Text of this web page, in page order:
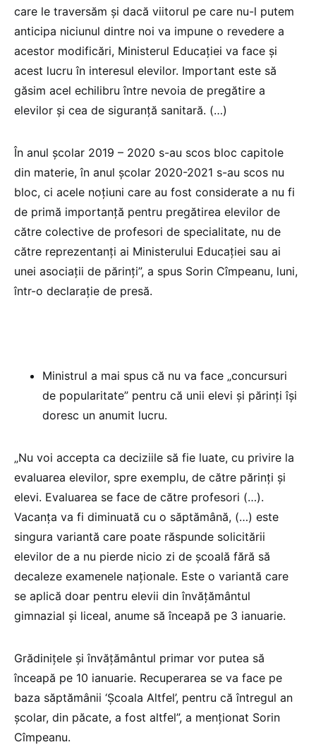
care le traversăm şi dacă viitorul pe care nu-l putem
anticipa niciunul dintre noi va impune o revedere a
acestor modificări, Ministerul Educaţiei va face şi
acest lucru în interesul elevilor. Important este să
găsim acel echilibru între nevoia de pregătire a
elevilor şi cea de siguranţă sanitară. (…)
În anul şcolar 2019 – 2020 s-au scos bloc capitole
din materie, în anul şcolar 2020-2021 s-au scos nu
bloc, ci acele noţiuni care au fost considerate a nu fi
de primă importanţă pentru pregătirea elevilor de
către colective de profesori de specialitate, nu de
către reprezentanţi ai Ministerului Educaţiei sau ai
unei asociaţii de părinţi”, a spus Sorin Cîmpeanu, luni,
într-o declaraţie de presă.
Ministrul a mai spus că nu va face „concursuri
de popularitate” pentru că unii elevi şi părinţi îşi
doresc un anumit lucru.
„Nu voi accepta ca deciziile să fie luate, cu privire la
evaluarea elevilor, spre exemplu, de către părinţi şi
elevi. Evaluarea se face de către profesori (…).
Vacanţa va fi diminuată cu o săptămână, (…) este
singura variantă care poate răspunde solicitării
elevilor de a nu pierde nicio zi de şcoală fără să
decaleze examenele naţionale. Este o variantă care
se aplică doar pentru elevii din învăţământul
gimnazial şi liceal, anume să înceapă pe 3 ianuarie.
Grădiniţele şi învăţământul primar vor putea să
înceapă pe 10 ianuarie. Recuperarea se va face pe
baza săptămânii ‘Şcoala Altfel’, pentru că întregul an
şcolar, din păcate, a fost altfel”, a menţionat Sorin
Cîmpeanu.